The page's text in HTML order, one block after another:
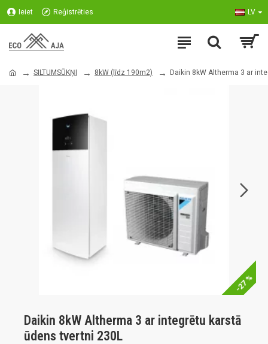
Ieiet Reģistrēties LV
SILTUMSŪKŅI 8kW (līdz 190m2) Daikin 8kW Altherma 3 ar
-27 %
Daikin 8kW Altherma 3 ar integrētu karstā
ūdens tvertni 230L